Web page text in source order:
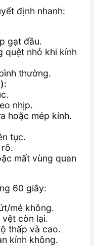
định nhanh:
gạt đầu.
quệt nhỏ khi kính
thường.
nhịp.
hoặc mép kính.
tục.
mất vùng quan
60 giây:
mẻ không.
vệt còn lại.
thấp và cao.
kính không.